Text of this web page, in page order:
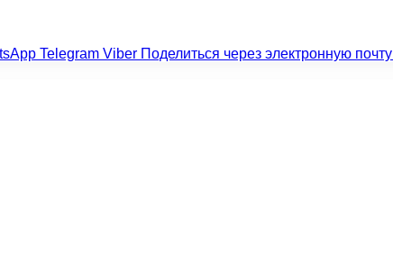
Telegram Viber Поделиться через электронную почту